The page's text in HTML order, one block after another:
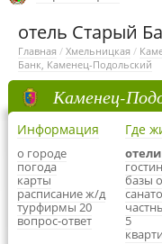
отель Старый
Главная / Хмельницкая /
Банк, Каменец-Подольский
Каменец-
Информация
о городе
погода
карты
расписание ж/д
турфирмы 20
вопрос-ответ
Где
базы
5